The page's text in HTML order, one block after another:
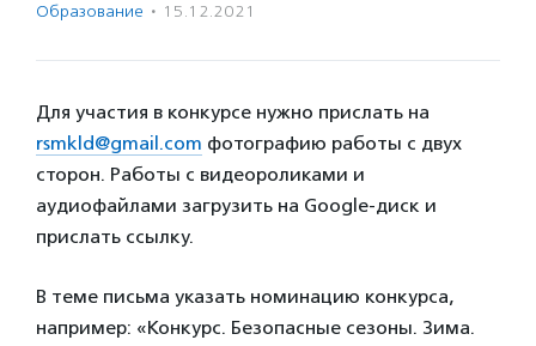
Образование · 15.12.2021
​​Для участия в конкурсе нужно прислать на
rsmkld@gmail.com фотографию работы с двух
сторон. Работы с видеороликами и
аудиофайлами загрузить на Google-диск и
прислать ссылку.
В теме письма указать номинацию конкурса,
например: «Конкурс. Безопасные сезоны. Зима.